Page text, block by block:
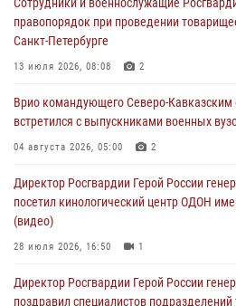
настольному теннису ко Дню
08 августа 2026, 07:00
ОМОН «Ойрат» Управления Росгвардии
08 августа 2026, 07:00
В Москве росгвардейцы оказали помощь
08 августа 2026, 06:32 1
правопорядок при проведении
Санкт-Петербурге
13 июля 2026, 08:08 2
Врио командующего Северо-Кавказским
встретился с выпускниками военных
04 августа 2026, 05:00 2
Директор Росгвардии Герой России
посетил кинологический центр ОДОН
(видео)
28 июля 2026, 16:50 1
Директор Росгвардии Герой России
поздравил специалистов